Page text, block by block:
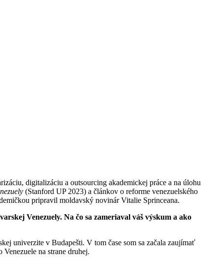
digitalizáciu a outsourcing akademickej práce a na úlohu
(Stanford UP 2023) a článkov o reforme venezuelského
pripravil moldavský novinár Vitalie Sprinceana.
Venezuely. Na čo sa zameriaval váš výskum a ako
univerzite v Budapešti. V tom čase som sa začala zaujímať
na strane druhej.